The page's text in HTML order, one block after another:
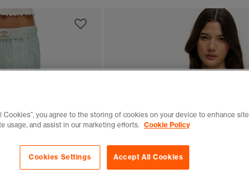
Cookies”, you agree to the storing of cookies on your device to enhance site
usage, and assist in our marketing efforts. Cookie Policy
Accept All Cookies
Cookies Settings